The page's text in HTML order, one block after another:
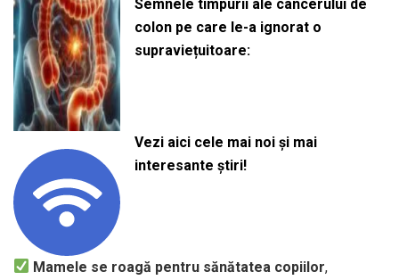
Semnele timpurii ale cancerului de
colon pe care le-a ignorat o
supraviețuitoare:
Vezi aici cele mai noi și mai
interesante știri!
Mamele se roagă pentru sănătatea copiilor,